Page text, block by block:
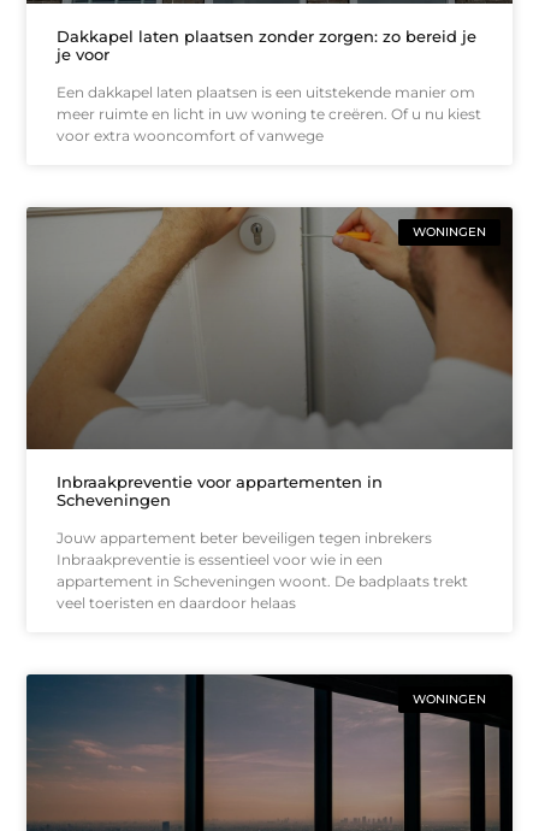
Dakkapel laten plaatsen zonder zorgen: zo bereid je
je voor
Een dakkapel laten plaatsen is een uitstekende manier om
meer ruimte en licht in uw woning te creëren. Of u nu kiest
voor extra wooncomfort of vanwege
WONINGEN
Inbraakpreventie voor appartementen in
Scheveningen
Jouw appartement beter beveiligen tegen inbrekers
Inbraakpreventie is essentieel voor wie in een
appartement in Scheveningen woont. De badplaats trekt
veel toeristen en daardoor helaas
WONINGEN